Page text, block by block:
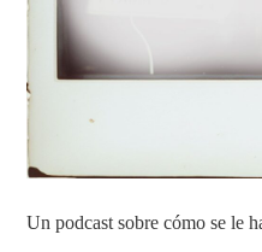
Un podcast sobre cómo se le